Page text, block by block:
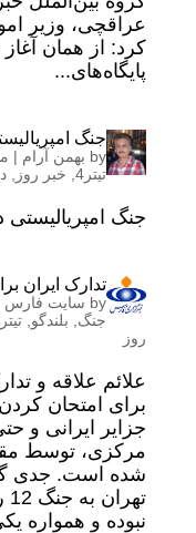
عراقچی، وزیر
کرد: از همان
پایگاه‌های...
جنگ
by بهمن آرام |
تیتر4
, خبر روز
جنگ
تدارک ایران
by سایت فارس
جنگ
بلندگو تیتر5
روز
علائم علاقه و
برای امتحان
جزایر ایرانی و
مرکزی، توسط
شده است. جدی
نبوده و همواره